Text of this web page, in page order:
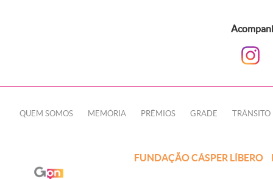
QUEM SOMOS MEMÓRIA PRÊMIOS GRADE TRÂNSITO
FUNDAÇÃO CÁSPER LÍBERO